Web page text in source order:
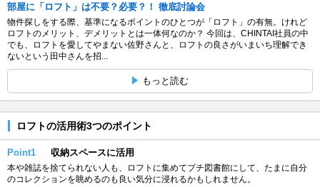
部屋に「ロフト」は不要？必要？！ 徹底討論会
物件探しをする際、基準になるポイントのひとつが「ロフト」の有無。けれど
ロフトのメリット、デメリットとは一体何なのか？ 今回は、CHINTAI社員の中
でも、ロフトを愛してやまない佐野さんと、ロフトの良さがいまいち理解でき
ないという田中さんを招...
もっと読む
ロフトの活用術3つのポイント
Point1 収納スペースに活用
本や雑誌を捨てられない人も、ロフトに集めてプチ図書館にして、たまに自分
のコレクションを眺めるのも良い気分に浸れるかもしれません。